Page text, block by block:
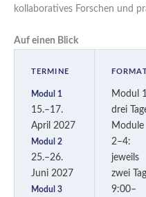
kollaboratives Forschen und
Auf einen Blick
TERMINE
Modul 1
15.–17.
April 2027
Modul 2
25.–26.
Juni 2027
Modul 3
Modul
drei
Module
2–4:
jeweils
zwei
9:00–